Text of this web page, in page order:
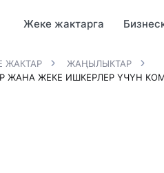
Жеке жактарга
ЖАКТАР
ЖАҢЫЛЫКТАР
ЖАНА ЖЕКЕ ИШКЕРЛЕР ҮЧҮН